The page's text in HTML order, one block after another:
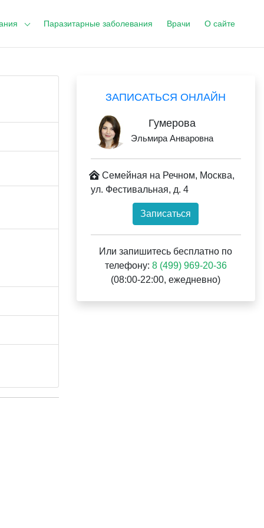
Паразитарные заболевания Врачи О сайте
ЗАПИСАТЬСЯ ОНЛАЙН
Гумерова
Эльмира Анваровна
Семейная на Речном, Москва,
ул. Фестивальная, д. 4
Записаться
Или запишитесь бесплатно по
телефону: 8 (499) 969-20-36
(08:00-22:00, ежедневно)